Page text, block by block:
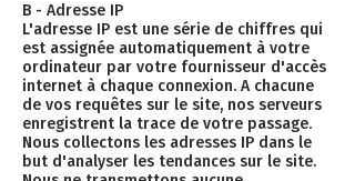
B - Adresse IP
L'adresse IP est une série de chiffres qui
est assignée automatiquement à votre
ordinateur par votre fournisseur d'accès
internet à chaque connexion. A chacune
de vos requêtes sur le site, nos serveurs
enregistrent la trace de votre passage.
Nous collectons les adresses IP dans le
but d'analyser les tendances sur le site.